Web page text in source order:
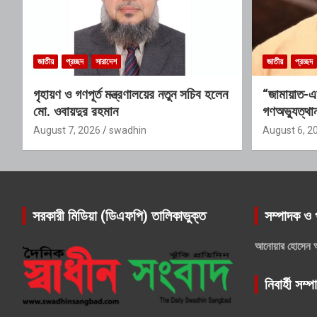
জাতীয় প্রচ্ছদ সারাদেশ
গৃহায়ণ ও গণপূর্ত মন্ত্রণালয়ের নতুন সচিব হলেন
মো. ওবায়দুর রহমান
August 7, 2026 swadhin
জাতীয় প্রচ্ছদ
“জামায়াত-
গণঅভ্যুত্থান
যোগ্যতাও
August 6,
সরকারী মিডিয়া (ডিএফপি) তালিকাভুক্ত সম্পাদক ও
আনোয়ার হোসেন
নিবার্হী